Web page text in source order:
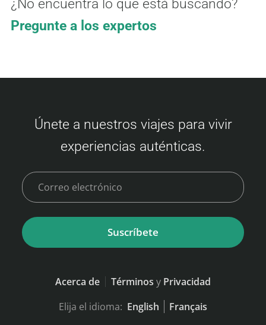
¿No encuentra lo que está buscando?
Pregunte a los expertos
Únete a nuestros viajes para vivir
experiencias auténticas.
Suscríbete
Acerca de Términos y Privacidad
Elija el idioma: English Français